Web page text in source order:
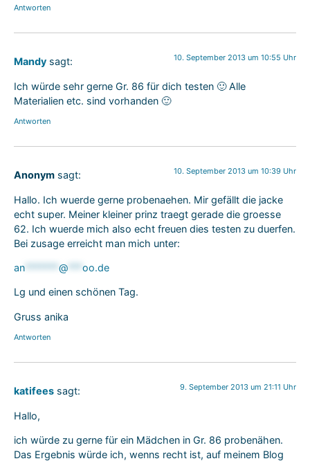
Antworten
Mandy sagt: 10. September 2013 um 10:55 Uhr
Ich würde sehr gerne Gr. 86 für dich testen 🙂 Alle
Materialien etc. sind vorhanden 🙂
Antworten
Anonym sagt: 10. September 2013 um 10:39 Uhr
Hallo. Ich wuerde gerne probenaehen. Mir gefällt die jacke
echt super. Meiner kleiner prinz traegt gerade die groesse
62. Ich wuerde mich also echt freuen dies testen zu duerfen.
Bei zusage erreicht man mich unter:
an @ oo.de
Lg und einen schönen Tag.
Gruss anika
Antworten
katifees sagt: 9. September 2013 um 21:11 Uhr
Hallo,
ich würde zu gerne für ein Mädchen in Gr. 86 probenähen.
Das Ergebnis würde ich, wenns recht ist, auf meinem Blog